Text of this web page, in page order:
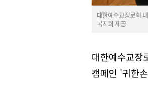
대한예수교장로회
복지회 제공
대한예수교
캠페인 '귀한